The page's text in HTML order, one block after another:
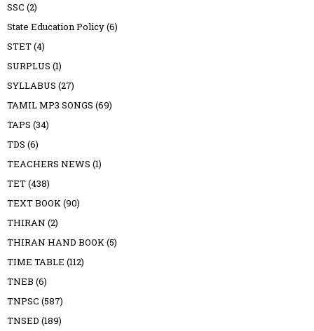
SSC (2)
State Education Policy(6)
STET(4)
SURPLUS (1)
SYLLABUS (27)
TAMIL MP3 SONGS (69)
TAPS (34)
TDS (6)
TEACHERS NEWS (1)
TET(438)
TEXT BOOK(90)
THIRAN (2)
THIRAN HAND BOOK(5)
TIME TABLE (112)
TNEB (6)
TNPSC (587)
TNSED (189)